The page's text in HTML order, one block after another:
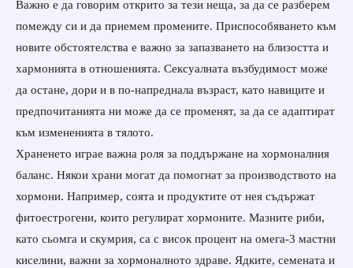
Важно е да говорим открито за тези неща, за да се разберем
помежду си и да приемем промените. Приспособяването към
новите обстоятелства е важно за запазването на близостта и
хармонията в отношенията. Сексуалната възбудимост може
да остане, дори и в по-напреднала възраст, като навиците и
предпочитанията ни може да се променят, за да се адаптират
към измененията в тялото.
Храненето играе важна роля за поддържане на хормоналния
баланс. Някои храни могат да помогнат за производството на
хормони. Например, соята и продуктите от нея съдържат
фитоестрогени, които регулират хормоните. Мазните риби,
като сьомга и скумрия, са с висок процент на омега-3 мастни
киселини, важни за хормоналното здраве. Ядките, семената и